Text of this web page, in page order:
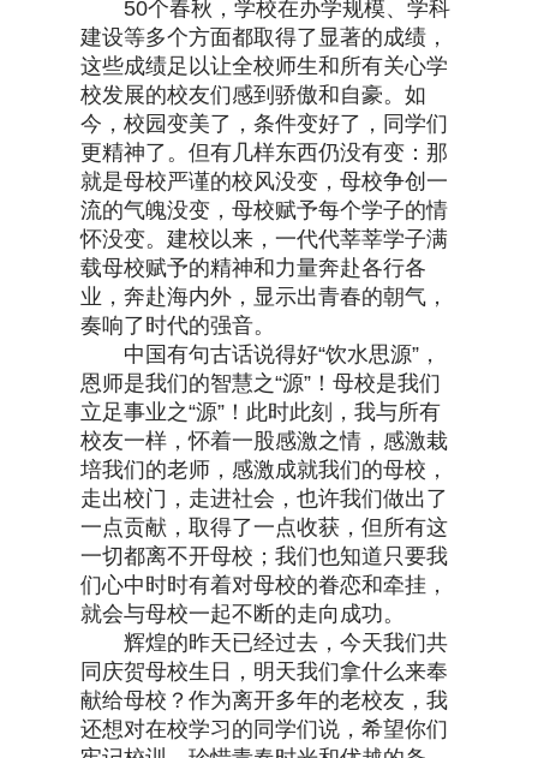
50个春秋，学校在办学规模、学科
建设等多个方面都取得了显著的成绩，
这些成绩足以让全校师生和所有关心学
校发展的校友们感到骄傲和自豪。如
今，校园变美了，条件变好了，同学们
更精神了。但有几样东西仍没有变：那
就是母校严谨的校风没变，母校争创一
流的气魄没变，母校赋予每个学子的情
怀没变。建校以来，一代代莘莘学子满
载母校赋予的精神和力量奔赴各行各
业，奔赴海内外，显示出青春的朝气，
奏响了时代的强音。
中国有句古话说得好“饮水思源”，
恩师是我们的智慧之“源”！母校是我们
立足事业之“源”！此时此刻，我与所有
校友一样，怀着一股感激之情，感激栽
培我们的老师，感激成就我们的母校，
走出校门，走进社会，也许我们做出了
一点贡献，取得了一点收获，但所有这
一切都离不开母校；我们也知道只要我
们心中时时有着对母校的眷恋和牵挂，
就会与母校一起不断的走向成功。
辉煌的昨天已经过去，今天我们共
同庆贺母校生日，明天我们拿什么来奉
献给母校？作为离开多年的老校友，我
还想对在校学习的同学们说，希望你们